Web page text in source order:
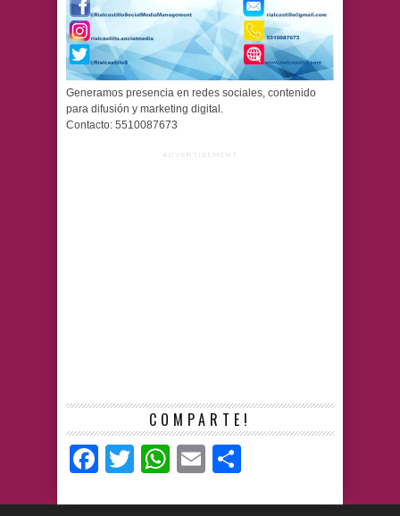
Generamos presencia en redes sociales, contenido
para difusión y marketing digital.
Contacto: 5510087673
ADVERTISEMENT
COMPARTE!
Facebook
TwitterWhatsApp
Email